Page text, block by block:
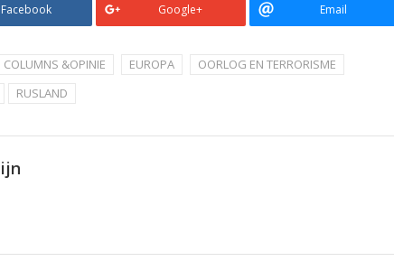
Facebook Google+ Email
COLUMNS &OPINIE EUROPA
OORLOG EN TERRORISME
RUSLAND